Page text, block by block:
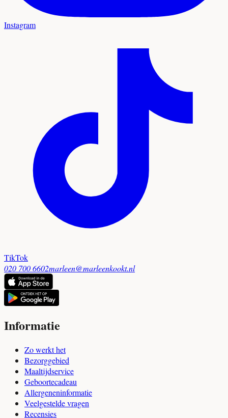
Instagram
TikTok
020 700 6602marleen@marleenkookt.nl
Informatie
Zo werkt het
Bezorggebied
Maaltijdservice
Geboortecadeau
Allergeneninformatie
Veelgestelde vragen
Recensies